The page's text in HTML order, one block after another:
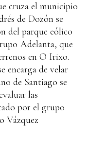
cruza el municipio
de Dozón se
del parque eólico
Adelanta, que
en O Irixo.
encarga de velar
de Santiago se
las
por el grupo
Vázquez